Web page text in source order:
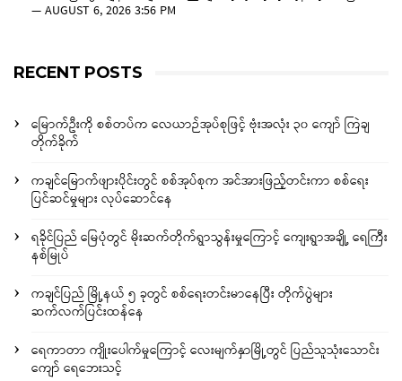
—AUGUST 6, 2026 3:56 PM
RECENT POSTS
မြောက်ဦးကို စစ်တပ်က လေယာဉ်အုပ်စုဖြင့် ဗုံးအလုံး ၃၀ ကျော် ကြဲချ
တိုက်ခိုက်
ကချင်မြောက်ဖျားပိုင်းတွင် စစ်အုပ်စုက အင်အားဖြည့်တင်းကာ စစ်ရေး
ပြင်ဆင်မှုများ လုပ်ဆောင်နေ
ရခိုင်ပြည် မြေပုံတွင် မိုးဆက်တိုက်ရွာသွန်းမှုကြောင့် ကျေးရွာအချို့ ရေကြီး
နစ်မြုပ်
ကချင်ပြည် မြို့နယ် ၅ ခုတွင် စစ်ရေးတင်းမာနေပြီး တိုက်ပွဲများ
ဆက်လက်ပြင်းထန်နေ
ရေကာတာ ကျိုးပေါက်မှုကြောင့် လေးမျက်နှာမြို့တွင် ပြည်သူသုံးသောင်း
ကျော် ရေဘေးသင့်